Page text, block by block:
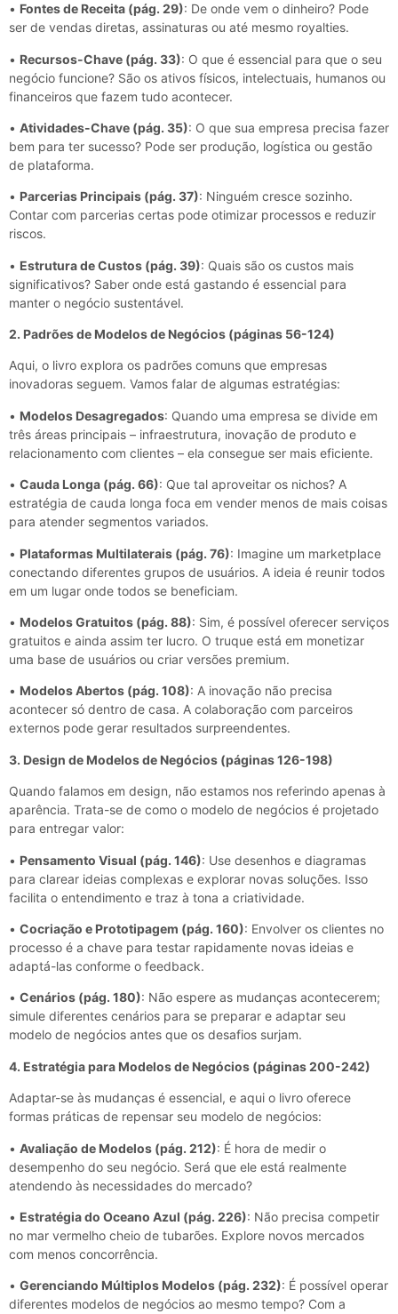
• Fontes de Receita (pág. 29): De onde vem o dinheiro? Pode
ser de vendas diretas, assinaturas ou até mesmo royalties.
• Recursos-Chave (pág. 33): O que é essencial para que o seu
negócio funcione? São os ativos físicos, intelectuais, humanos ou
financeiros que fazem tudo acontecer.
• Atividades-Chave (pág. 35): O que sua empresa precisa fazer
bem para ter sucesso? Pode ser produção, logística ou gestão
de plataforma.
• Parcerias Principais (pág. 37): Ninguém cresce sozinho.
Contar com parcerias certas pode otimizar processos e reduzir
riscos.
• Estrutura de Custos (pág. 39): Quais são os custos mais
significativos? Saber onde está gastando é essencial para
manter o negócio sustentável.
2. Padrões de Modelos de Negócios (páginas 56-124)
Aqui, o livro explora os padrões comuns que empresas
inovadoras seguem. Vamos falar de algumas estratégias:
• Modelos Desagregados: Quando uma empresa se divide em
três áreas principais – infraestrutura, inovação de produto e
relacionamento com clientes – ela consegue ser mais eficiente.
• Cauda Longa (pág. 66): Que tal aproveitar os nichos? A
estratégia de cauda longa foca em vender menos de mais coisas
para atender segmentos variados.
• Plataformas Multilaterais (pág. 76): Imagine um marketplace
conectando diferentes grupos de usuários. A ideia é reunir todos
em um lugar onde todos se beneficiam.
• Modelos Gratuitos (pág. 88): Sim, é possível oferecer serviços
gratuitos e ainda assim ter lucro. O truque está em monetizar
uma base de usuários ou criar versões premium.
• Modelos Abertos (pág. 108): A inovação não precisa
acontecer só dentro de casa. A colaboração com parceiros
externos pode gerar resultados surpreendentes.
3. Design de Modelos de Negócios (páginas 126-198)
Quando falamos em design, não estamos nos referindo apenas à
aparência. Trata-se de como o modelo de negócios é projetado
para entregar valor:
• Pensamento Visual (pág. 146): Use desenhos e diagramas
para clarear ideias complexas e explorar novas soluções. Isso
facilita o entendimento e traz à tona a criatividade.
• Cocriação e Prototipagem (pág. 160): Envolver os clientes no
processo é a chave para testar rapidamente novas ideias e
adaptá-las conforme o feedback.
• Cenários (pág. 180): Não espere as mudanças acontecerem;
simule diferentes cenários para se preparar e adaptar seu
modelo de negócios antes que os desafios surjam.
4. Estratégia para Modelos de Negócios (páginas 200-242)
Adaptar-se às mudanças é essencial, e aqui o livro oferece
formas práticas de repensar seu modelo de negócios:
• Avaliação de Modelos (pág. 212): É hora de medir o
desempenho do seu negócio. Será que ele está realmente
atendendo às necessidades do mercado?
• Estratégia do Oceano Azul (pág. 226): Não precisa competir
no mar vermelho cheio de tubarões. Explore novos mercados
com menos concorrência.
• Gerenciando Múltiplos Modelos (pág. 232): É possível operar
diferentes modelos de negócios ao mesmo tempo? Com a